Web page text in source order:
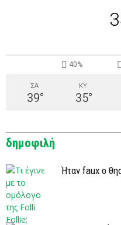
40%
ΣΑ
39°
ΚΥ
35°
δημοφιλή
Ήταν faux ο